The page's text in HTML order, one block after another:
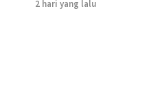
2 hari yang lalu